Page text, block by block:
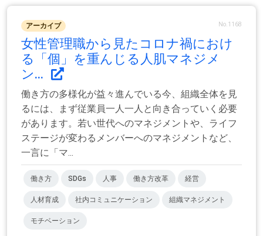
アーカイブ No.1168
女性管理職から見たコロナ禍におけ
る「個」を重んじる人肌マネジメ
ン...
働き方の多様化が益々進んでいる今、組織全体を見
るには、まず従業員一人一人と向き合っていく必要
があります。若い世代へのマネジメントや、ライフ
ステージが変わるメンバーへのマネジメントなど、
一言に「マ...
働き方 SDGs 人事 働き方改革 経営
人材育成 社内コミュニケーション 組織マネジメント
モチベーション